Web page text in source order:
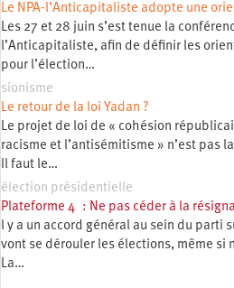
Le NPA-l’Anticapitaliste adopte une
Les 27 et 28 juin s’est tenue la
l’Anticapitaliste, afin de définir les
pour l’élection…
sionisme
Le retour de la loi Yadan ?
Le projet de loi de « cohésion
racisme et l’antisémitisme » n’est pas
Il faut le…
élection présidentielle
Plateforme 4 : Ne pas céder à la
l y a un accord général au sein du parti
vont se dérouler les élections, même si
La…